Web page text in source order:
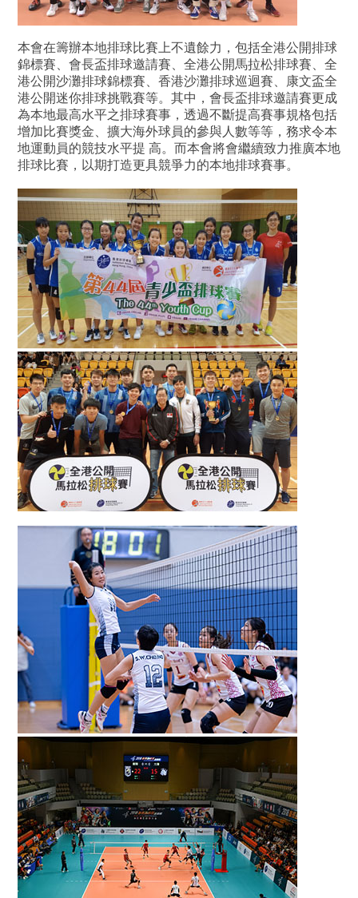
本會在籌辦本地排球比賽上不遺餘力，包括全港公開排球
錦標賽、會長盃排球邀請賽、全港公開馬拉松排球賽、全
港公開沙灘排球錦標賽、香港沙灘排球巡迴賽、康文盃全
港公開迷你排球挑戰賽等。其中，會長盃排球邀請賽更成
為本地最高水平之排球賽事，透過不斷提高賽事規格包括
增加比賽獎金、擴大海外球員的參與人數等等，務求令本
地運動員的競技水平提 高。而本會將會繼續致力推廣本地
排球比賽，以期打造更具競爭力的本地排球賽事。